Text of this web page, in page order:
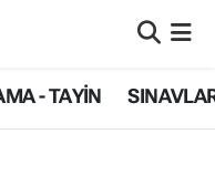
- TAYİN